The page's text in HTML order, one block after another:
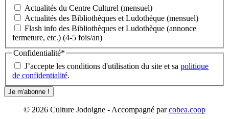
Actualités du Centre Culturel (mensuel)
Actualités des Bibliothèques et Ludothèque (mensuel)
Flash info des Bibliothèques et Ludothèque (annonce
fermeture, etc.) (4-5 fois/an)
Confidentialité*
J’accepte les conditions d'utilisation du site et sa politique
de confidentialité.
© 2026 Culture Jodoigne - Accompagné parcobea.coop